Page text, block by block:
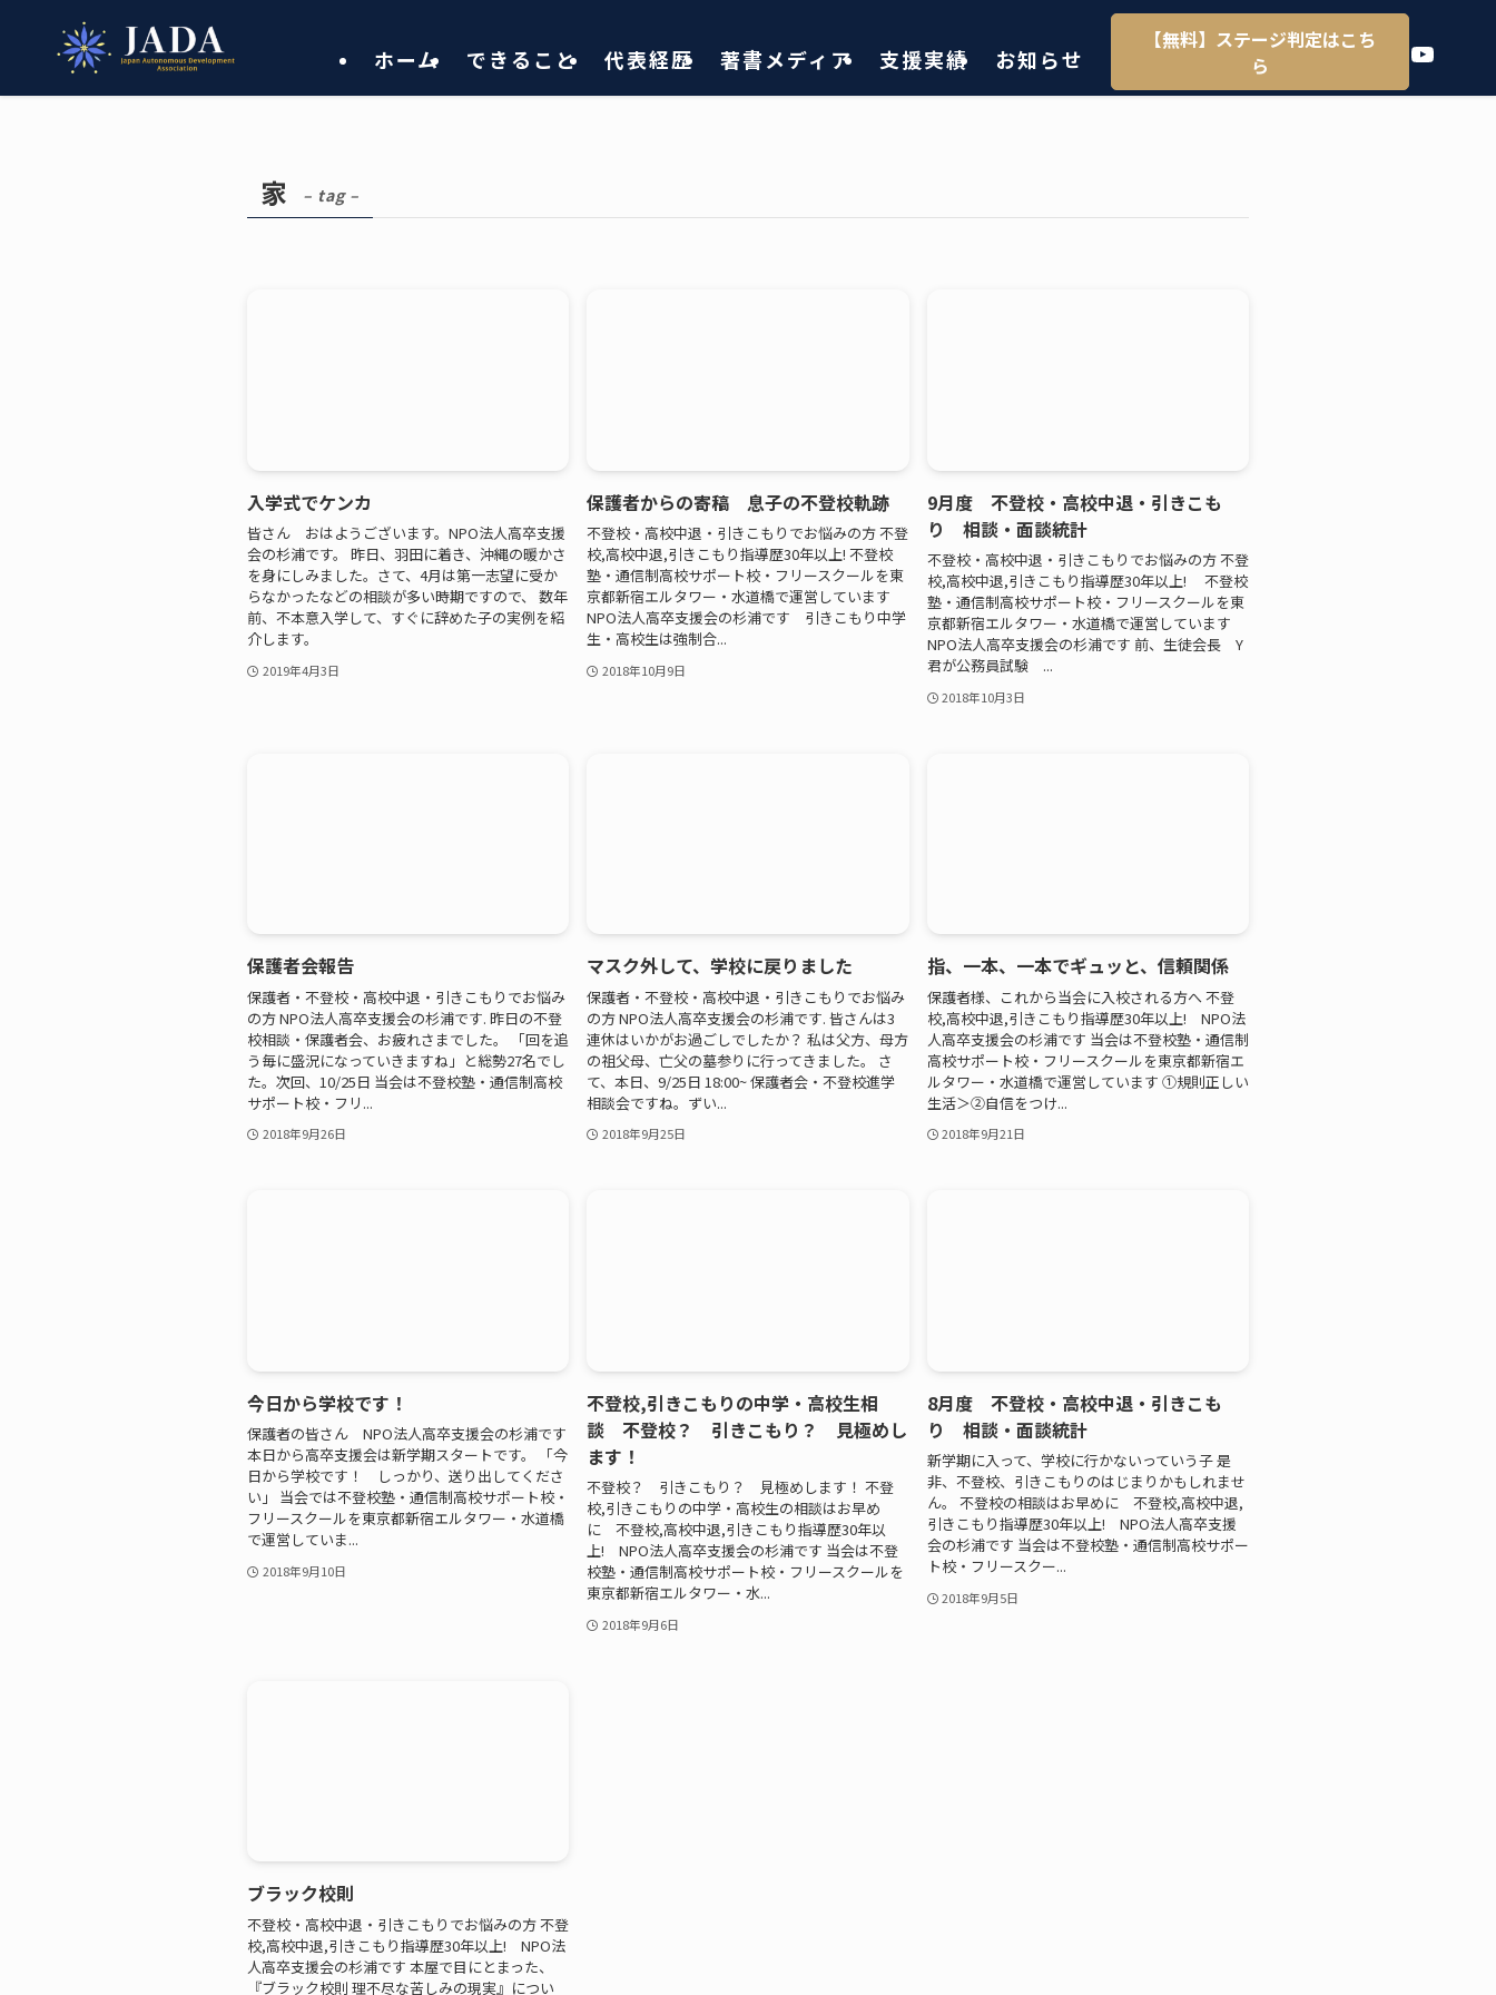
ホーム できること 代表経歴 著書メディア 支援実績 お知らせ
【無料】ステージ判定はこち
ら
YouTube
家 – tag –
入学式でケンカ
皆さん おはようございます。NPO法人高卒支援
会の杉浦です。 昨日、羽田に着き、沖縄の暖かさ
を身にしみました。さて、4月は第一志望に受か
らなかったなどの相談が多い時期ですので、 数年
前、不本意入学して、すぐに辞めた子の実例を紹
介します。
2019年4月3日
保護者からの寄稿 息子の不登校軌跡
不登校・高校中退・引きこもりでお悩みの方 不登
校,高校中退,引きこもり指導歴30年以上! 不登校
塾・通信制高校サポート校・フリースクールを東
京都新宿エルタワー・水道橋で運営しています
NPO法人高卒支援会の杉浦です 引きこもり中学
生・高校生は強制合...
2018年10月9日
9月度 不登校・高校中退・引きこも
り 相談・面談統計
不登校・高校中退・引きこもりでお悩みの方 不登
校,高校中退,引きこもり指導歴30年以上! 不登校
塾・通信制高校サポート校・フリースクールを東
京都新宿エルタワー・水道橋で運営しています
NPO法人高卒支援会の杉浦です 前、生徒会長 Y
君が公務員試験 ...
2018年10月3日
保護者会報告
保護者・不登校・高校中退・引きこもりでお悩み
の方 NPO法人高卒支援会の杉浦です. 昨日の不登
校相談・保護者会、お疲れさまでした。 「回を追
う毎に盛況になっていきますね」と総勢27名でし
た。次回、10/25日 当会は不登校塾・通信制高校
サポート校・フリ...
2018年9月26日
マスク外して、学校に戻りました
保護者・不登校・高校中退・引きこもりでお悩み
の方 NPO法人高卒支援会の杉浦です. 皆さんは3
連休はいかがお過ごしでしたか？ 私は父方、母方
の祖父母、亡父の墓参りに行ってきました。 さ
て、本日、9/25日 18:00~ 保護者会・不登校進学
相談会ですね。ずい...
2018年9月25日
指、一本、一本でギュッと、信頼関係
保護者様、これから当会に入校される方へ 不登
校,高校中退,引きこもり指導歴30年以上! NPO法
人高卒支援会の杉浦です 当会は不登校塾・通信制
高校サポート校・フリースクールを東京都新宿エ
ルタワー・水道橋で運営しています ①規則正しい
生活＞②自信をつけ...
2018年9月21日
今日から学校です！
保護者の皆さん NPO法人高卒支援会の杉浦です
本日から高卒支援会は新学期スタートです。 「今
日から学校です！ しっかり、送り出してくださ
い」 当会では不登校塾・通信制高校サポート校・
フリースクールを東京都新宿エルタワー・水道橋
で運営していま...
2018年9月10日
不登校,引きこもりの中学・高校生相
談 不登校？ 引きこもり？ 見極めし
ます！
不登校？ 引きこもり？ 見極めします！ 不登
校,引きこもりの中学・高校生の相談はお早め
に 不登校,高校中退,引きこもり指導歴30年以
上! NPO法人高卒支援会の杉浦です 当会は不登
校塾・通信制高校サポート校・フリースクールを
東京都新宿エルタワー・水...
2018年9月6日
8月度 不登校・高校中退・引きこも
り 相談・面談統計
新学期に入って、学校に行かないっていう子 是
非、不登校、引きこもりのはじまりかもしれませ
ん。 不登校の相談はお早めに 不登校,高校中退,
引きこもり指導歴30年以上! NPO法人高卒支援
会の杉浦です 当会は不登校塾・通信制高校サポー
ト校・フリースクー...
2018年9月5日
ブラック校則
不登校・高校中退・引きこもりでお悩みの方 不登
校,高校中退,引きこもり指導歴30年以上! NPO法
人高卒支援会の杉浦です 本屋で目にとまった、
『ブラック校則 理不尽な苦しみの現実』につい